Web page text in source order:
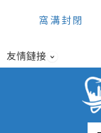
窩溝封閉
友情鏈接